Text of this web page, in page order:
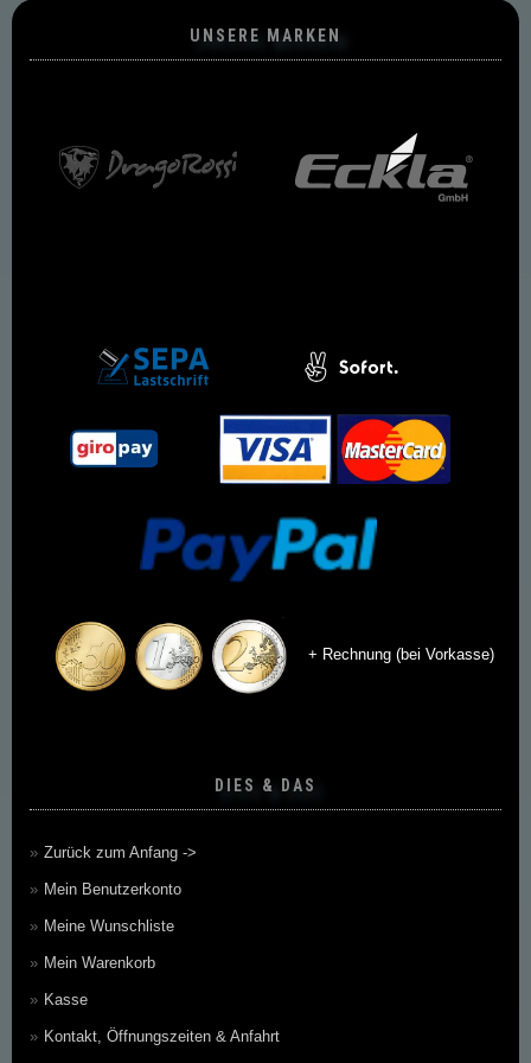
UNSERE MARKEN
+ Rechnung (bei Vorkasse)
DIES & DAS
Zurück zum Anfang ->
Mein Benutzerkonto
Meine Wunschliste
Mein Warenkorb
Kasse
Kontakt, Öffnungszeiten & Anfahrt